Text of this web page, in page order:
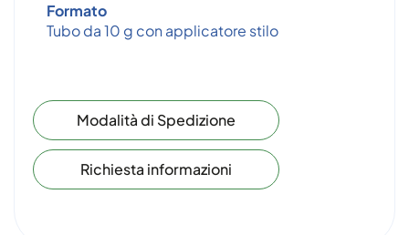
Formato
Tubo da 10 g con applicatore stilo
Modalità di Spedizione
Richiesta informazioni